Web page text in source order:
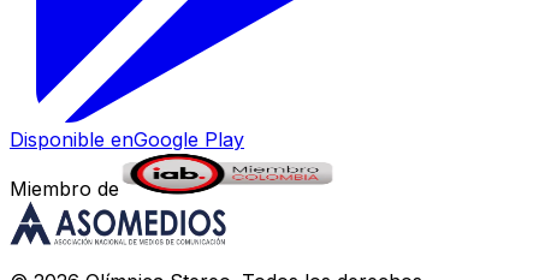
Disponible enGoogle Play
Miembro de